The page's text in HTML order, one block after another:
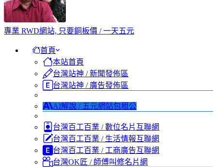
專業 RWD網站, 只要銅板價 / 一天五元
首頁
本站首頁
台灣站神 / 新聞發佈區
台灣站神 / 廣告發佈區
AI解說 / 五元網站包租公
台灣百工百業 / 數位名片互聯網
台灣百工百業 / 生活情報互聯網
台灣百工百業 / 工商廣告互聯網
台灣OK匠 / 師傅叫修名片網